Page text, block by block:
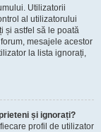
Utilizatorii
al utilizatorului
și astfel să le poată
mesajele acestor
la lista ignorați,
și ignorați?
profil de utilizator